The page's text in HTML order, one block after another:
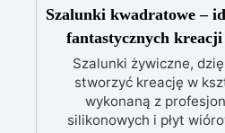
Szalunki kwadratowe –
fantastycznych kreacji
Szalunki żywiczne,
stworzyć kreację w
wykonaną z
silikonowych i płyt